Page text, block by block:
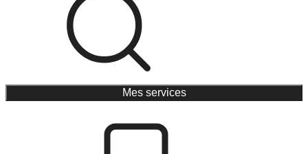
Mes services